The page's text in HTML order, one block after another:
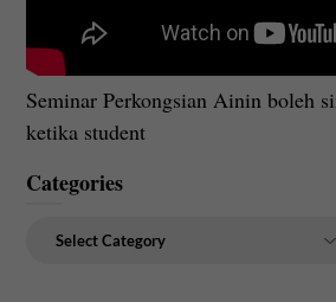
Seminar Perkongsian Ainin boleh
ketika student
Categories
Categories